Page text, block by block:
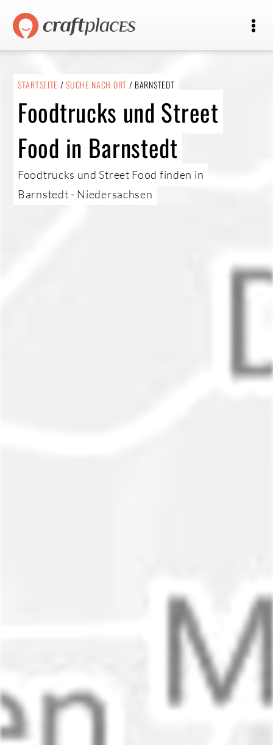
STARTSEITE /SUCHE NACH ORT / BARNSTEDT
Foodtrucks und Street
Food in Barnstedt
Foodtrucks und Street Food finden in
Barnstedt - Niedersachsen